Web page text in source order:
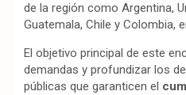
de la región como Argentina,
Guatemala, Chile y Colombia,
El objetivo principal de este
demandas y profundizar los
públicas que garanticen el